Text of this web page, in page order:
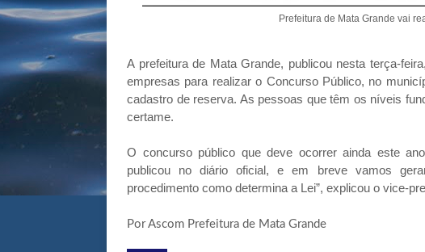
Prefeitura de Mata Grande vai
A prefeitura de Mata Grande, publicou nesta terça-
empresas para realizar o Concurso Público, no
cadastro de reserva. As pessoas que têm os níveis
certame.
O concurso público que deve ocorrer ainda este
publicou no diário oficial, e em breve vamos
procedimento como determina a Lei”, explicou o vice-
Por Ascom Prefeitura de Mata Grande